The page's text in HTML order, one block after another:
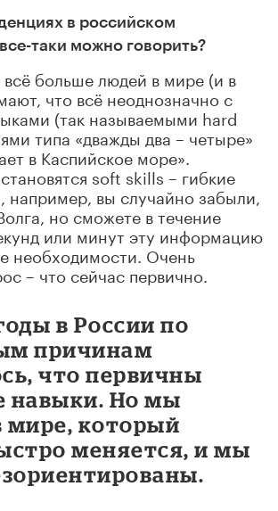
в российском
таки можно говорить?
больше людей в мире (и в
что всё неоднозначно с
(так называемыми hard
типа «дважды два – четыре»
в Каспийское море».
soft skills – гибкие
например, вы случайно забыли,
но сможете в течение
или минут эту информацию
необходимости. Очень
– что сейчас первично.
в России по
причинам
что первичны
навыки. Но мы
мире, который
меняется, и мы